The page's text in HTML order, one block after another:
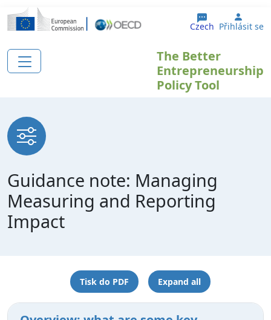
Přejít k hlavnímu obsahu
Czech User
Přihlásit se
The Better
Entrepreneurship
Policy Tool
Guidance note: Managing
Measuring and Reporting
Impact
Tisk do PDF Expand all